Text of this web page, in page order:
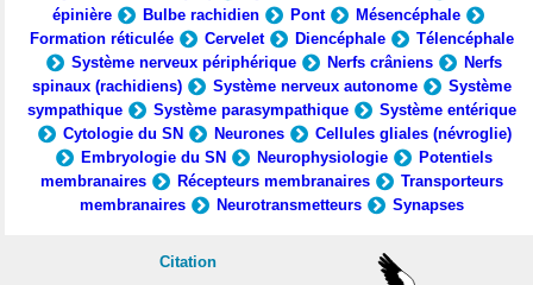
épinière
Bulbe rachidien Pont
Mésencéphale
Formation réticulée
Cervelet Diencéphale
Télencéphale
Système nerveux périphérique
Nerfs crâniens
Nerfs
spinaux (rachidiens)
Système nerveux autonome
Système
sympathique
Système parasympathique
Système entérique
Cytologie du SN
Neurones
Cellules gliales (névroglie)
Embryologie du SN
Neurophysiologie
Potentiels
membranaires
Récepteurs membranaires
Transporteurs
membranaires
Neurotransmetteurs Synapses
Citation